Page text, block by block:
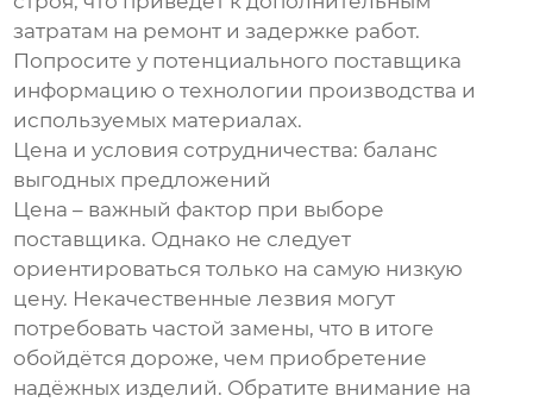
затратам на ремонт и задержке работ.
Попросите у потенциального поставщика
информацию о технологии производства и
используемых материалах.
Цена и условия сотрудничества: баланс
выгодных предложений
Цена – важный фактор при выборе
поставщика. Однако не следует
ориентироваться только на самую низкую
цену. Некачественные лезвия могут
потребовать частой замены, что в итоге
обойдётся дороже, чем приобретение
надёжных изделий. Обратите внимание на